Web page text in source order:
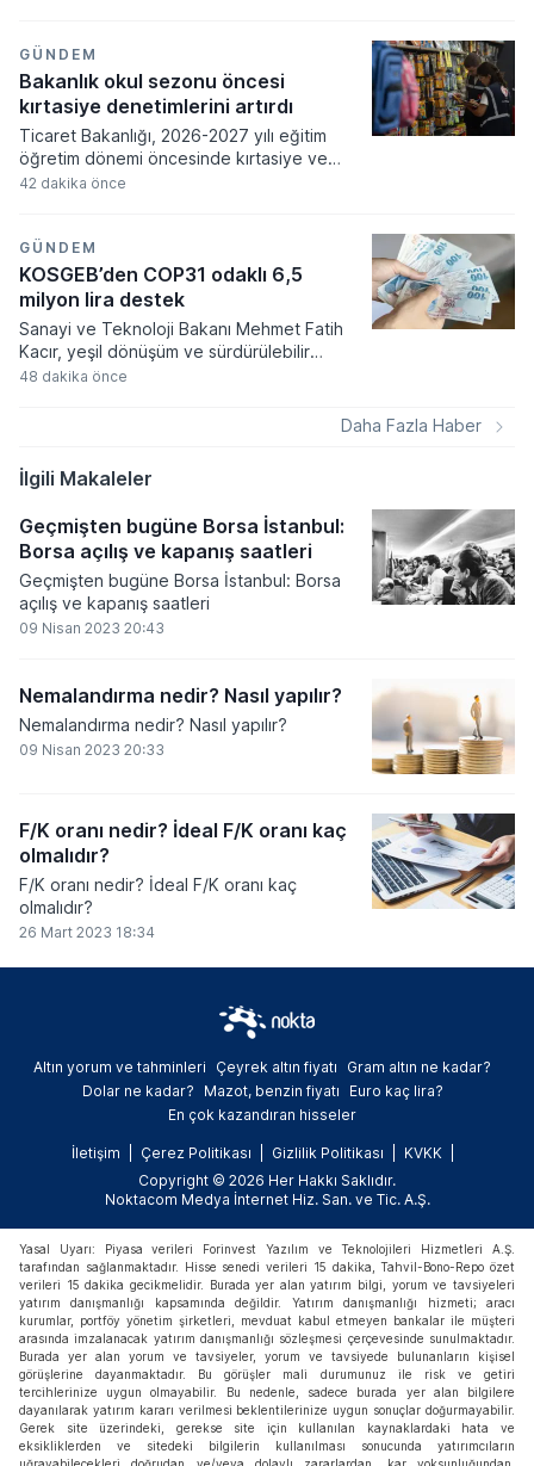
GÜNDEM
Bakanlık okul sezonu öncesi
kırtasiye denetimlerini artırdı
Ticaret Bakanlığı, 2026-2027 yılı eğitim
öğretim dönemi öncesinde kırtasiye ve
okul ürünlerine yönelik denetimlerine
imalatçı ve ithalatçılara idari yaptırım
uygulanacak.
42 dakika önce
GÜNDEM
KOSGEB’den COP31 odaklı 6,5
milyon lira destek
Sanayi ve Teknoloji Bakanı Mehmet Fatih
Kacır, yeşil dönüşüm ve sürdürülebilir
kalkınma vizyonu doğrultusunda, temiz
girişimlere yönelik 6,5 milyon TL’ye kadar
48 dakika önce
Daha Fazla Haber
İlgili Makaleler
Geçmişten bugüne Borsa İstanbul:
Borsa açılış ve kapanış saatleri
Geçmişten bugüne Borsa İstanbul: Borsa
açılış ve kapanış saatleri
09 Nisan 2023 20:43
Nemalandırma nedir? Nasıl yapılır?
Nemalandırma nedir? Nasıl yapılır?
09 Nisan 2023 20:33
F/K oranı nedir? İdeal F/K oranı kaç
olmalıdır?
F/K oranı nedir? İdeal F/K oranı kaç
olmalıdır?
26 Mart 2023 18:34
Altın yorum ve tahminleri Çeyrek altın fiyatı
Gram altın ne kadar?
Dolar ne kadar?
Mazot, benzin fiyatı
Euro kaç lira?
En çok kazandıran hisseler
İletişim Çerez Politikası Gizlilik Politikası
KVKK
Copyright © 2026 Her Hakkı Saklıdır.
Noktacom Medya İnternet Hiz. San. ve Tic. A.Ş.
Yasal Uyarı: Piyasa verileri Forinvest Yazılım ve Teknolojileri Hizmetleri A.Ş.
tarafından sağlanmaktadır. Hisse senedi verileri 15 dakika, Tahvil-Bono-Repo özet
verileri 15 dakika gecikmelidir. Burada yer alan yatırım bilgi, yorum ve tavsiyeleri
yatırım danışmanlığı kapsamında değildir. Yatırım danışmanlığı hizmeti; aracı
kurumlar, portföy yönetim şirketleri, mevduat kabul etmeyen bankalar ile müşteri
arasında imzalanacak yatırım danışmanlığı sözleşmesi çerçevesinde sunulmaktadır.
Burada yer alan yorum ve tavsiyeler, yorum ve tavsiyede bulunanların kişisel
görüşlerine dayanmaktadır. Bu görüşler mali durumunuz ile risk ve getiri
tercihlerinize uygun olmayabilir. Bu nedenle, sadece burada yer alan bilgilere
dayanılarak yatırım kararı verilmesi beklentilerinize uygun sonuçlar doğurmayabilir.
Gerek site üzerindeki, gerekse site için kullanılan kaynaklardaki hata ve
eksikliklerden ve sitedeki bilgilerin kullanılması sonucunda yatırımcıların